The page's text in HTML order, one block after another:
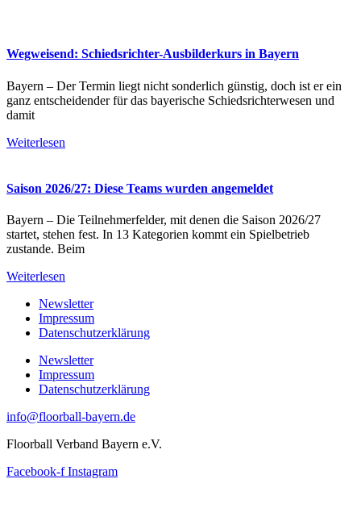
Wegweisend: Schiedsrichter-Ausbilderkurs in Bayern
Bayern – Der Termin liegt nicht sonderlich günstig, doch ist er ein
ganz entscheidender für das bayerische Schiedsrichterwesen und
damit
Weiterlesen
Saison 2026/27: Diese Teams wurden angemeldet
Bayern – Die Teilnehmerfelder, mit denen die Saison 2026/27
startet, stehen fest. In 13 Kategorien kommt ein Spielbetrieb
zustande. Beim
Weiterlesen
Newsletter
Impressum
Datenschutzerklärung
Newsletter
Impressum
Datenschutzerklärung
info@floorball-bayern.de
Floorball Verband Bayern e.V.
Facebook-f Instagram